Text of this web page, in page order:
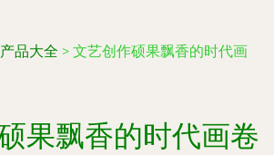
产品大全 > 文艺创作硕果飘香的时代画
果飘香的时代画卷